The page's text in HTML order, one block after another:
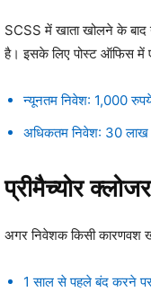
SCSS में खाता खोलने के बाद
है। इसके लिए पोस्ट ऑफिस में
न्यूनतम निवेश: 1,000
अधिकतम निवेश: 30 लाख
प्रीमैच्योर
अगर निवेशक किसी कारणवश
1 साल से पहले बंद करने पर